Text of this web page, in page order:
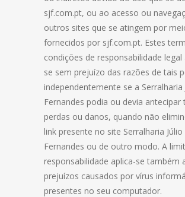
sjf.com.pt, ou ao acesso ou
outros sites que se atingem por
fornecidos por sjf.com.pt. Estes
condições de responsabilidade legal
se sem prejuízo das razões de tais
independentemente se a Serralharia
Fernandes podia ou devia antecipar
perdas ou danos, quando não
link presente no site Serralharia Júlio
Fernandes ou de outro modo. A
responsabilidade aplica-se também
prejuízos causados por vírus
presentes no seu computador.